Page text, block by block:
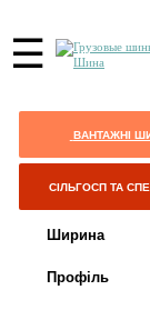
☰
ВАНТАЖНІ
СІЛЬГОСП ТА
Ширина
Профіль